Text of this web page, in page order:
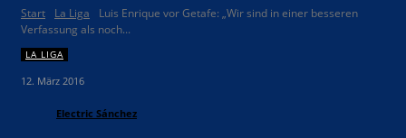
Start La Liga
Luis Enrique vor Getafe: „Wir sind in einer besseren
Verfassung als noch...
LA LIGA
12. März 2016
Electric Sánchez